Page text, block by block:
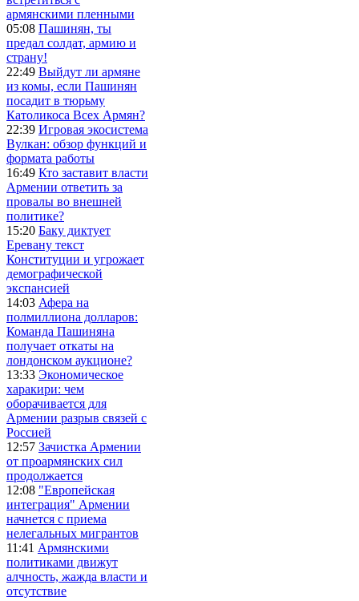
армянскими пленными
05:08 Пашинян, ты
предал солдат, армию и
страну!
22:49 Выйдут ли армяне
из комы, если Пашинян
посадит в тюрьму
Католикоса Всех Армян?
22:39 Игровая экосистема
Вулкан: обзор функций и
формата работы
16:49 Кто заставит власти
Армении ответить за
провалы во внешней
политике?
15:20 Баку диктует
Еревану текст
Конституции и угрожает
демографической
экспансией
14:03 Афера на
полмиллиона долларов:
Команда Пашиняна
получает откаты на
лондонском аукционе?
13:33 Экономическое
харакири: чем
оборачивается для
Армении разрыв связей с
Россией
12:57 Зачистка Армении
от проармянских сил
продолжается
12:08 "Европейская
интеграция" Армении
начнется с приема
нелегальных мигрантов
11:41 Армянскими
политиками движут
алчность, жажда власти и
отсутствие